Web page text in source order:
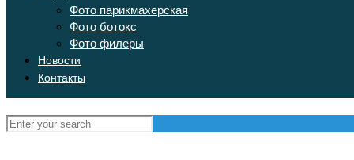
Фото парикмахерская
Фото ботокс
Фото филеры
Новости
Контакты